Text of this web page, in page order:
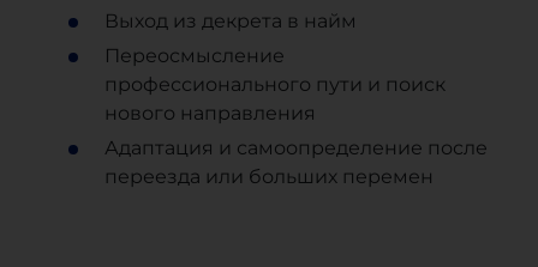
Выход из декрета в найм
Переосмысление
профессионального пути и поиск
нового направления
Адаптация и самоопределение после
переезда или больших перемен